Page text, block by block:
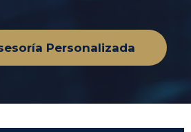
Personalizada